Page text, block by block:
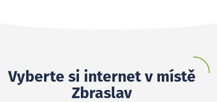
Vyberte si internet v místě
Zbraslav